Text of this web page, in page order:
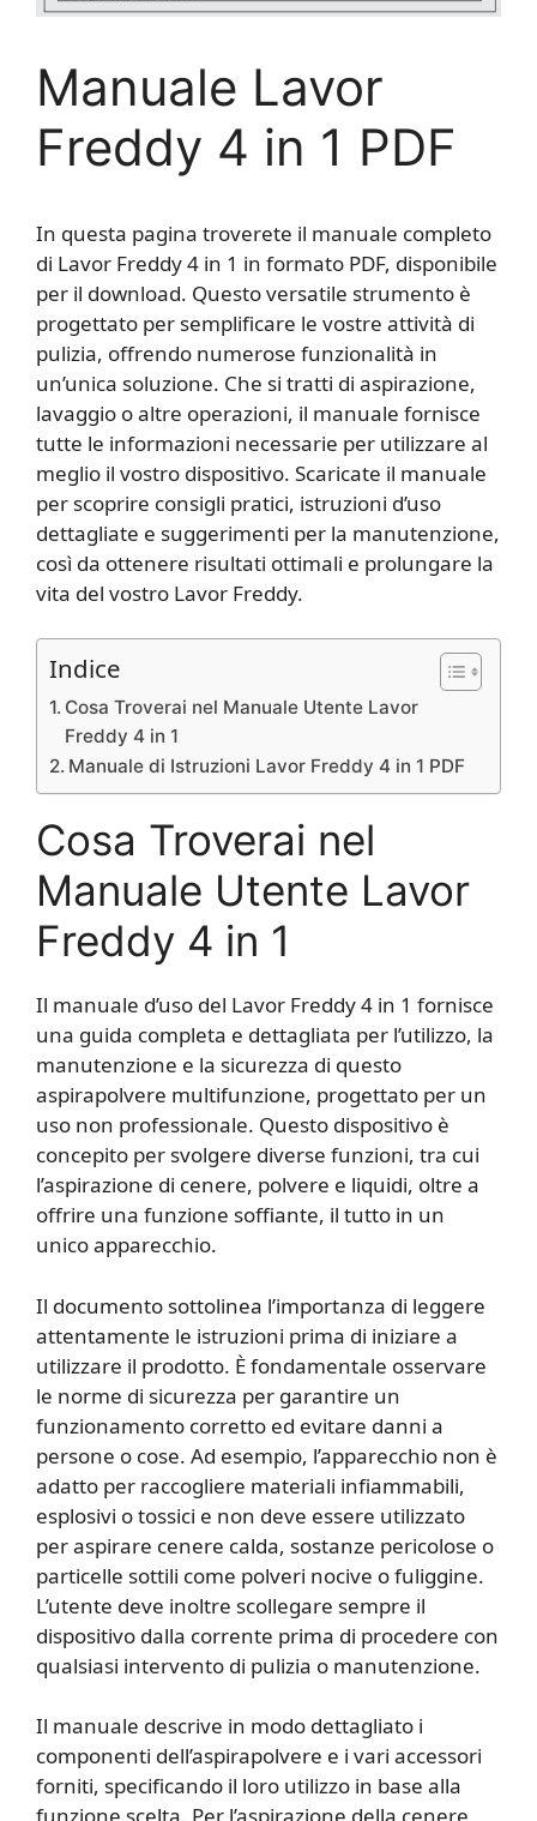
Manuale Lavor
Freddy 4 in 1​ PDF
In questa pagina troverete il manuale completo
di Lavor Freddy 4 in 1 in formato PDF, disponibile
per il download. Questo versatile strumento è
progettato per semplificare le vostre attività di
pulizia, offrendo numerose funzionalità in
un’unica soluzione. Che si tratti di aspirazione,
lavaggio o altre operazioni, il manuale fornisce
tutte le informazioni necessarie per utilizzare al
meglio il vostro dispositivo. Scaricate il manuale
per scoprire consigli pratici, istruzioni d’uso
dettagliate e suggerimenti per la manutenzione,
così da ottenere risultati ottimali e prolungare la
vita del vostro Lavor Freddy.
Indice
Cosa Troverai nel Manuale Utente Lavor
Freddy 4 in 1​
Manuale di Istruzioni Lavor Freddy 4 in 1​ PDF
Cosa Troverai nel
Manuale Utente Lavor
Freddy 4 in 1​
Il manuale d’uso del Lavor Freddy 4 in 1 fornisce
una guida completa e dettagliata per l’utilizzo, la
manutenzione e la sicurezza di questo
aspirapolvere multifunzione, progettato per un
uso non professionale. Questo dispositivo è
concepito per svolgere diverse funzioni, tra cui
l’aspirazione di cenere, polvere e liquidi, oltre a
offrire una funzione soffiante, il tutto in un
unico apparecchio.
Il documento sottolinea l’importanza di leggere
attentamente le istruzioni prima di iniziare a
utilizzare il prodotto. È fondamentale osservare
le norme di sicurezza per garantire un
funzionamento corretto ed evitare danni a
persone o cose. Ad esempio, l’apparecchio non è
adatto per raccogliere materiali infiammabili,
esplosivi o tossici e non deve essere utilizzato
per aspirare cenere calda, sostanze pericolose o
particelle sottili come polveri nocive o fuliggine.
L’utente deve inoltre scollegare sempre il
dispositivo dalla corrente prima di procedere con
qualsiasi intervento di pulizia o manutenzione.
Il manuale descrive in modo dettagliato i
componenti dell’aspirapolvere e i vari accessori
forniti, specificando il loro utilizzo in base alla